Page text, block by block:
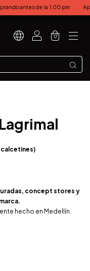
antes de la 1:00 pm
0
concept stores y
hecho en Medellín.